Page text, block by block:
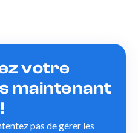
votre
maintenant
!
pas de gérer les